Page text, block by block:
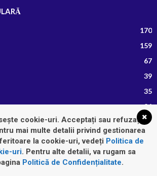
170
159
67
39
35
26
13
cookie-uri. Acceptați sau refuzați
mai multe detalii privind gestionarea
la cookie-uri, vedeți Politica de
uri. Pentru alte detalii, va rugam sa
Politică de Confidențialitate.